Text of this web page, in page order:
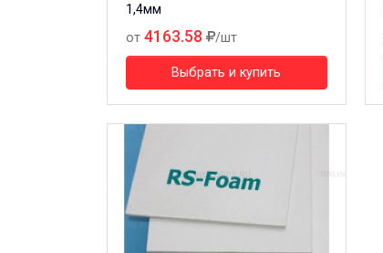
1,4мм
от 4163.58 /шт
Выбрать и купить